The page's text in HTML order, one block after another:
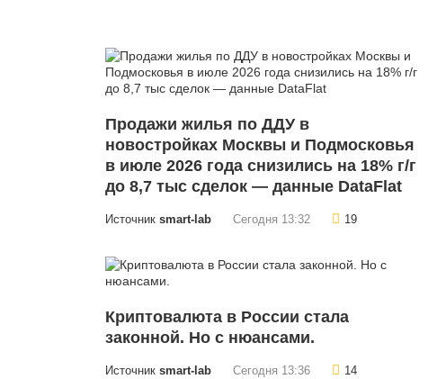
Продажи жилья по ДДУ в
новостройках Москвы и Подмосковья
в июле 2026 года снизились на 18% г/г
до 8,7 тыс сделок — данные DataFlat
Источник smart-lab Сегодня 13:32 19
Криптовалюта в России стала
законной. Но с нюансами.
Источник smart-lab Сегодня 13:36 14